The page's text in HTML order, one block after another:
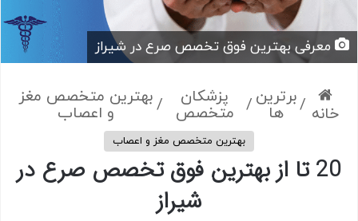
معرفی بهترین فوق تخصص صرع در شیراز
خانه /برترین
ها / پزشکان
متخصص /بهترین متخصص مغز
و اعصاب
بهترین متخصص مغز و اعصاب
20 تا از بهترین فوق تخصص صرع در
شیراز